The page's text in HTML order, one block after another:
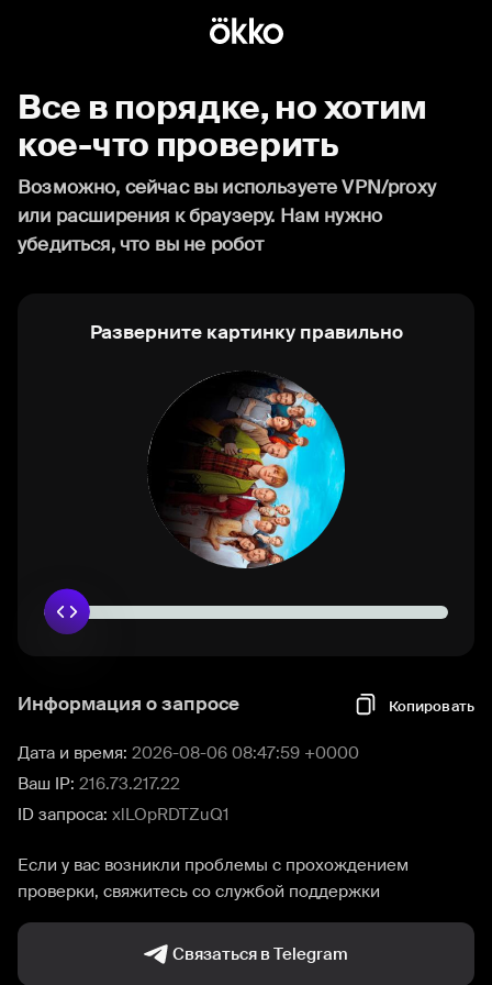
Все в порядке, но хотим
кое-что проверить
Возможно, сейчас вы используете VPN/proxy
или расширения к браузеру. Нам нужно
убедиться, что вы не робот
Разверните картинку правильно
Информация о запросе Копировать
Дата и время: 2026-08-06 08:47:59 +0000
Ваш IP: 216.73.217.22
ID запроса: xlLOpRDTZuQ1
Если у вас возникли проблемы с прохождением
проверки, свяжитесь со службой поддержки
Связаться в Telegram